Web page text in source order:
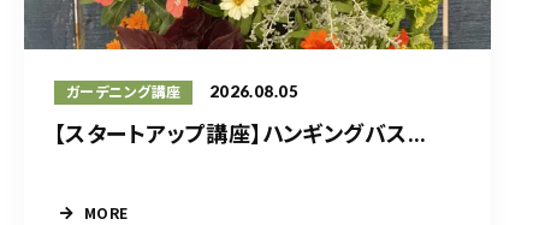
ガーデニング講座 2026.08.05
【スタートアップ講座】ハンギングバス...
MORE